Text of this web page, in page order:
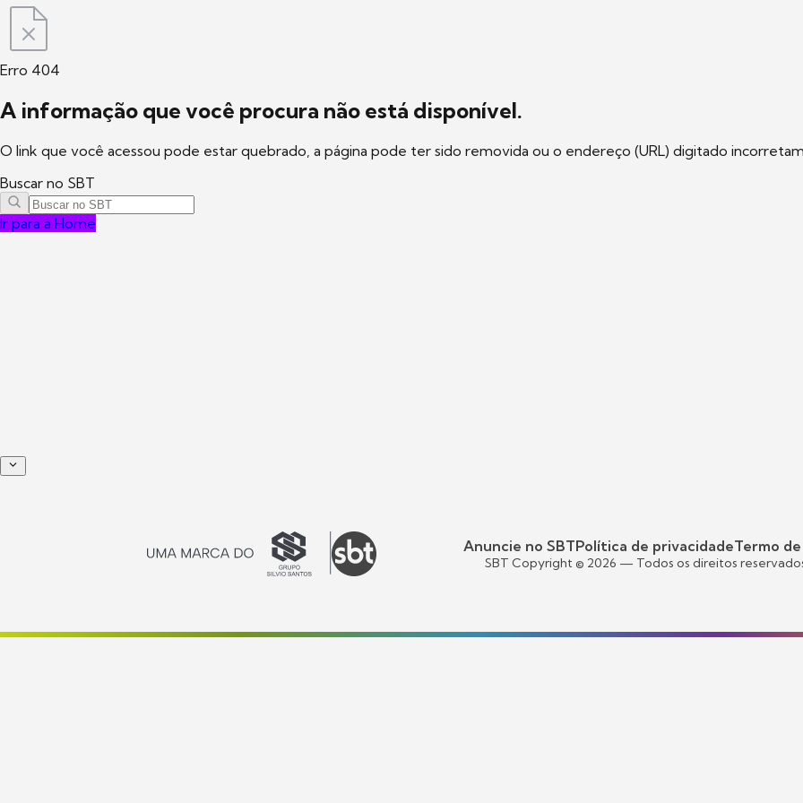
Erro 404
A informação que você procura não está disponível.
O link que você acessou pode estar quebrado, a página pode ter sido removida ou o endereço (URL) digitado
Buscar no SBT
Ir para a Home
Anuncie no SBTPolítica de privacidadeTermo de
SBT Copyright © 2026 — Todos os direitos